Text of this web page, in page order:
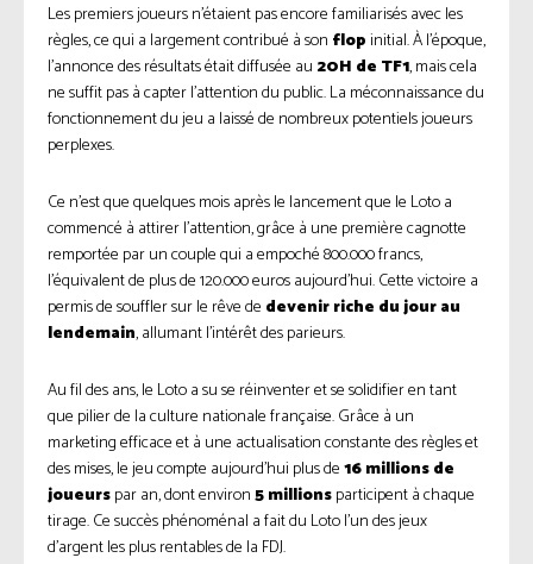
Les premiers joueurs n’étaient pas encore familiarisés avec les
règles, ce qui a largement contribué à son flopinitial. À l’époque,
l’annonce des résultats était diffusée au 20H de TF1, mais cela
ne suffit pas à capter l’attention du public. La méconnaissance du
fonctionnement du jeu a laissé de nombreux potentiels joueurs
perplexes.
Ce n’est que quelques mois après le lancement que le Loto a
commencé à attirer l’attention, grâce à une première cagnotte
remportée par un couple qui a empoché 800.000 francs,
l’équivalent de plus de 120.000 euros aujourd’hui. Cette victoire a
permis de souffler sur le rêve de devenir riche du jour au
lendemain, allumant l’intérêt des parieurs.
Au fil des ans, le Loto a su se réinventer et se solidifier en tant
que pilier de la culture nationale française. Grâce à un
marketing efficace et à une actualisation constante des règles et
des mises, le jeu compte aujourd’hui plus de16 millions de
joueurspar an, dont environ5 millionsparticipent à chaque
tirage. Ce succès phénoménal a fait du Loto l’un des jeux
d’argent les plus rentables de la FDJ.